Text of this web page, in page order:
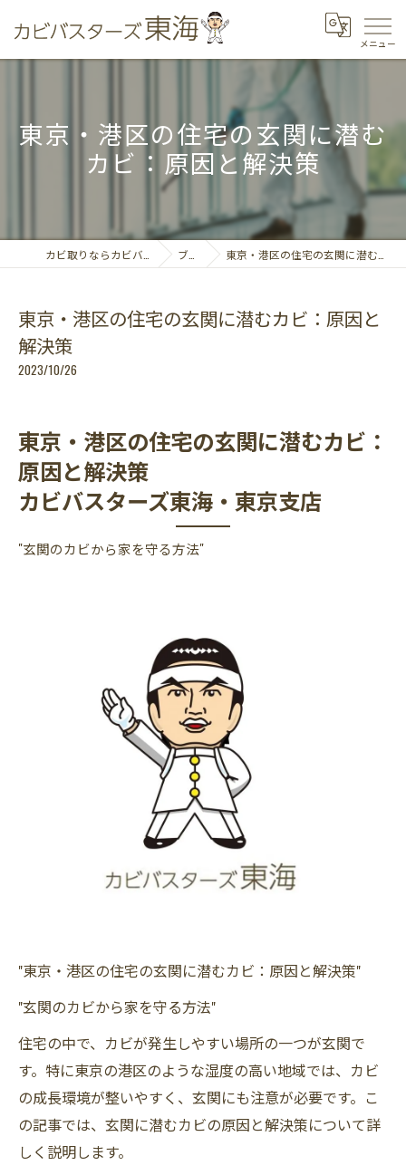
東京・港区の住宅の玄関に潜む
カビ：原因と解決策
ブログ 東京・港区の住宅の玄関に潜むカビ：原因と解決策
東京・港区の住宅の玄関に潜むカビ：原因と
解決策
2023/10/26
東京・港区の住宅の玄関に潜むカビ：
原因と解決策
カビバスターズ東海・東京支店
"玄関のカビから家を守る方法"
"東京・港区の住宅の玄関に潜むカビ：原因と解決策"
"玄関のカビから家を守る方法"
住宅の中で、カビが発生しやすい場所の一つが玄関で
す。特に東京の港区のような湿度の高い地域では、カビ
の成長環境が整いやすく、玄関にも注意が必要です。こ
の記事では、玄関に潜むカビの原因と解決策について詳
しく説明します。